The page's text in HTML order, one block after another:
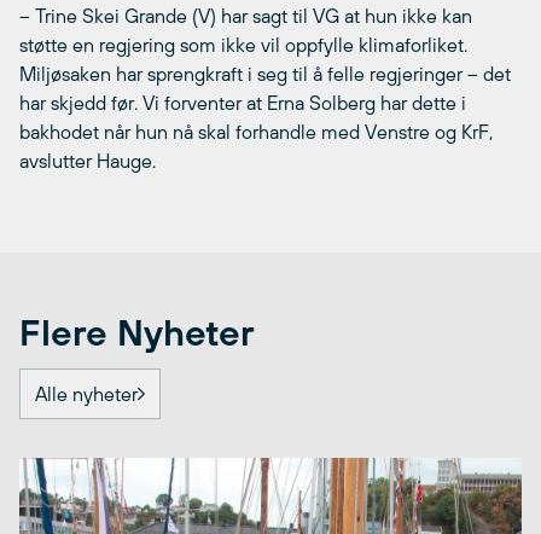
– Trine Skei Grande (V) har sagt til VG at hun ikke kan
støtte en regjering som ikke vil oppfylle klimaforliket.
Miljøsaken har sprengkraft i seg til å felle regjeringer – det
har skjedd før. Vi forventer at Erna Solberg har dette i
bakhodet når hun nå skal forhandle med Venstre og KrF,
avslutter Hauge.
Flere Nyheter
Alle nyheter